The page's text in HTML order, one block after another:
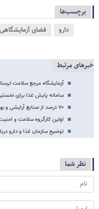
برچسب‌ها
دارو فضای آزمایشگاهی
خبرهای مرتبط
آزمایشگاه مرجع سلامت
سامانه پایش غذا برای
۷۰ درصد از صنایع آرایشی و بهداشتی کشور در البرز متمرکز است
اولین کارگروه سلامت و
توضیح سازمان غذا و دارو
نظر شما